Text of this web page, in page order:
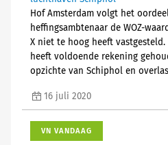
Hof Amsterdam volgt het
heffingsambtenaar de WOZ-
X niet te hoog heeft
heeft voldoende rekening
opzichte van Schiphol en
16 juli 2020
VN VANDAAG